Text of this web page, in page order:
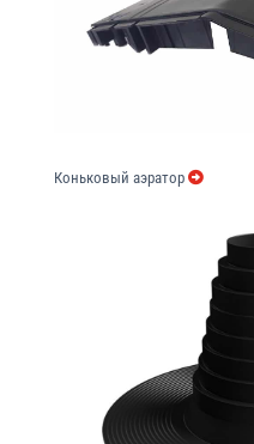
Коньковый аэратор